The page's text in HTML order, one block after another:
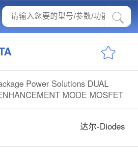
Power Solutions DUAL
MODE MOSFET
达尔-Diodes